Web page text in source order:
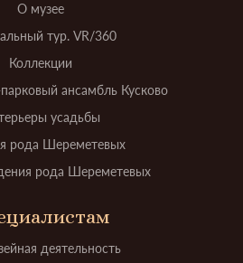
О музее
тур. VR/360
Коллекции
ансамбль Кусково
усадьбы
рода Шереметевых
рода Шереметевых
деятельность